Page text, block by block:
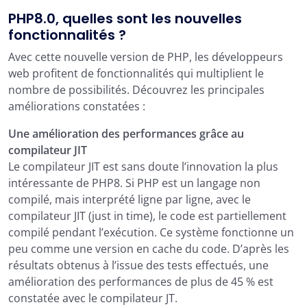
PHP8.0, quelles sont les nouvelles
fonctionnalités ?
Avec cette nouvelle version de PHP, les développeurs
web profitent de fonctionnalités qui multiplient le
nombre de possibilités. Découvrez les principales
améliorations constatées :
Une amélioration des performances grâce au
compilateur JIT
Le compilateur JIT est sans doute l’innovation la plus
intéressante de PHP8. Si PHP est un langage non
compilé, mais interprété ligne par ligne, avec le
compilateur JIT (just in time), le code est partiellement
compilé pendant l’exécution. Ce système fonctionne un
peu comme une version en cache du code. D’après les
résultats obtenus à l’issue des tests effectués, une
amélioration des performances de plus de 45 % est
constatée avec le compilateur JT.